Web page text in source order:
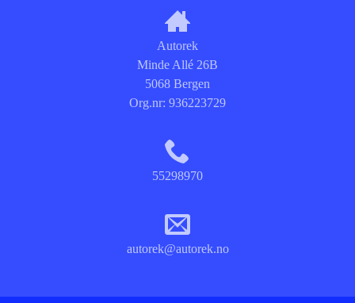
Autorek
Minde Allé 26B
5068 Bergen
Org.nr: 936223729
55298970
autorek@autorek.no